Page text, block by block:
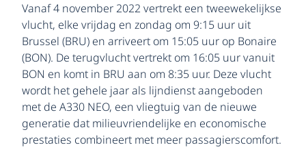
Vanaf 4 november 2022 vertrekt een tweewekelijkse
vlucht, elke vrijdag en zondag om 9:15 uur uit
Brussel (BRU) en arriveert om 15:05 uur op Bonaire
(BON). De terugvlucht vertrekt om 16:05 uur vanuit
BON en komt in BRU aan om 8:35 uur. Deze vlucht
wordt het gehele jaar als lijndienst aangeboden
met de A330 NEO, een vliegtuig van de nieuwe
generatie dat milieuvriendelijke en economische
prestaties combineert met meer passagierscomfort.